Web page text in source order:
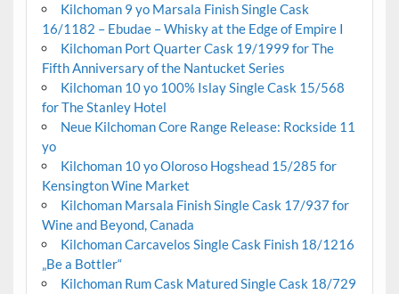
Kilchoman 9 yo Marsala Finish Single Cask
16/1182 – Ebudae – Whisky at the Edge of Empire I
Kilchoman Port Quarter Cask 19/1999 for The
Fifth Anniversary of the Nantucket Series
Kilchoman 10 yo 100% Islay Single Cask 15/568
for The Stanley Hotel
Neue Kilchoman Core Range Release: Rockside 11
yo
Kilchoman 10 yo Oloroso Hogshead 15/285 for
Kensington Wine Market
Kilchoman Marsala Finish Single Cask 17/937 for
Wine and Beyond, Canada
Kilchoman Carcavelos Single Cask Finish 18/1216
„Be a Bottler“
Kilchoman Rum Cask Matured Single Cask 18/729